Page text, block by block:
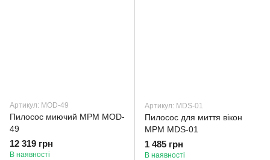
Артикул: MOD-49
Пилосос миючий MPM MOD-
49
12 319 грн
В наявності
Артикул: MDS-01
Пилосос для миття вікон
MPM MDS-01
1 485 грн
В наявності